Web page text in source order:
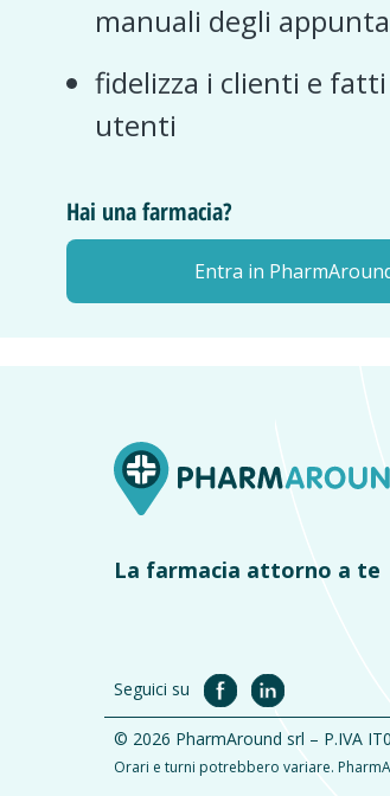
manuali degli
fidelizza i clienti e
utenti
Hai una farmacia?
Entra in
La farmacia attorno a te
Seguici su
© 2026 PharmAround srl – P.IVA
Orari e turni potrebbero variare.